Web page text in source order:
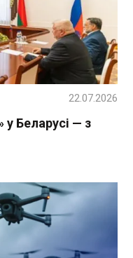
Беларусі — з
22.07.2026